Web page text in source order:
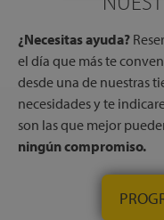
¿Necesitas ayuda?
el día que más te
desde una de nuestras
necesidades y te
son las que mejor
ningún compromiso.